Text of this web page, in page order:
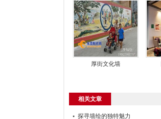
厚街文化墙
相关文章
探寻墙绘的独特魅力